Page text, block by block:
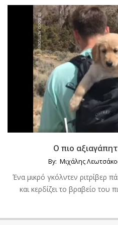
Ο πιο
By: Μιχάλης
Ένα μικρό γκόλντεν ριτρίβερ
και κερδίζει το βραβείο του